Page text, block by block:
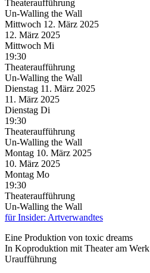
Theateraufführung
Un-Walling the Wall
Mittwoch 12. März 2025
12. März 2025
Mittwoch Mi
19:30
Theateraufführung
Un-Walling the Wall
Dienstag 11. März 2025
11. März 2025
Dienstag Di
19:30
Theateraufführung
Un-Walling the Wall
Montag 10. März 2025
10. März 2025
Montag Mo
19:30
Theateraufführung
Un-Walling the Wall
für Insider: Artverwandtes
Eine Produktion von toxic dreams
In Koproduktion mit Theater am Werk
Uraufführung